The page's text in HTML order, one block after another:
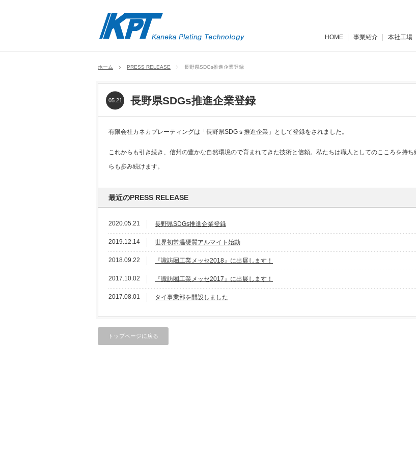
HOME 事業紹介 本社工場
ホーム PRESS RELEASE 長野県SDGs推進企業登録
長野県SDGs推進企業登録
05.21
有限会社カネカプレーティングは「長野県SDGｓ推進企業」として登録をされました。
これからも引き続き、信州の豊かな自然環境ので育まれてきた技術と信頼。私たちは職人としてのこころを持
らも歩み続けます。
最近のPRESS RELEASE
2020.05.21 長野県SDGs推進企業登録
2019.12.14 世界初常温硬質アルマイト始動
2018.09.22 『諏訪圏工業メッセ2018』に出展します！
2017.10.02 『諏訪圏工業メッセ2017』に出展します！
2017.08.01 タイ事業部を開設しました
トップページに戻る